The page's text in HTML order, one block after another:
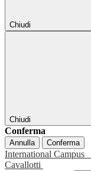
Chiudi
Chiudi
Conferma
Annulla Conferma
International Campus
Cavallotti